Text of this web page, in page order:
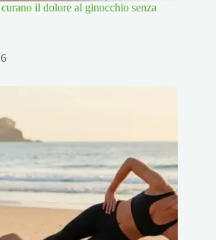
il dolore al ginocchio senza